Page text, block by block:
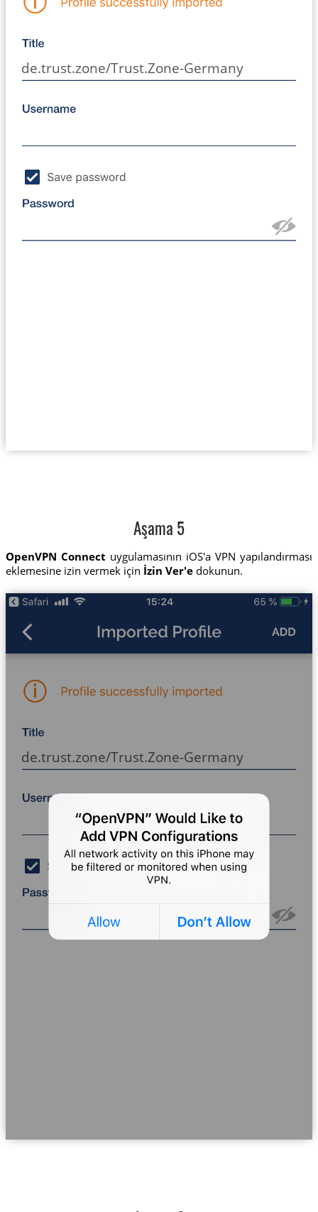
de.trust.zone/Trust.Zone-Germany
Aşama 5
OpenVPN Connect uygulamasının iOS'a VPN yapılandırması
eklemesine izin vermek için İzin Ver'edokunun.
de.trust.zone/Trust.Zone-Germany